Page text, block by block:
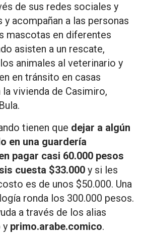
de sus redes sociales y
y acompañan a las personas
mascotas en diferentes
asisten a un rescate,
animales al veterinario y
en tránsito en casas
vivienda de Casimiro,
tienen que dejar a algún
en una guardería
pagar casi 60.000 pesos
cuesta $33.000 y si les
es de unos $50.000. Una
ronda los 300.000 pesos.
a través de los alias
y primo.arabe.comico.